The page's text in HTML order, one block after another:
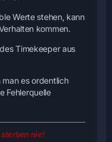
Werte stehen, kann
kommen.
Timekeeper aus
es ordentlich
Fehlerquelle
nie!